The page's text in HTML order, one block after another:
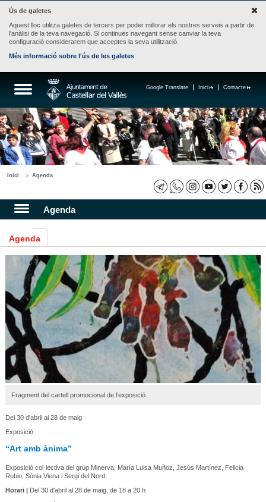
Ús de galetes
Aquest lloc utilitza galetes de tercers per poder millorar els nostres serveis a partir de
l'anàlisi de la teva navegació. Si continues navegant sense canviar la teva
configuració considerarem que acceptes la seva utilització.
Més informació sobre l'ús de les galetes
Contacte
Inici
Google Translate
Inici Agenda
Agenda
Agenda
Fragment del cartell promocional de l'exposició.
Del 30 d'abril al 28 de maig
Exposició
“Art amb ànima”
Exposició col·lectiva del grup Minerva: María Luisa Muñoz, Jesús Martínez, Felicia
Rubio, Sònia Viena i Sergi del Nord.
Horari |Del 30 d'abril al 28 de maig, de 18 a 20 h